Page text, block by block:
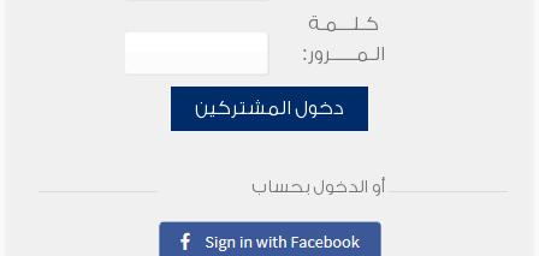
كـلـــمـة
الـمـــــرور:
دخول المشتركين
أو الدخول بحساب